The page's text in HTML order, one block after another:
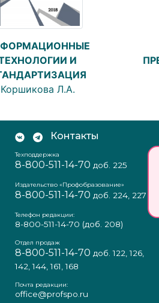
И
Коршикова Л.А.
Контакты
Техподдержка
8-800-511-14-70 доб. 225
Издательство «Профобразование»
8-800-511-14-70 доб. 224, 227
Телефон редакции:
8-800-511-14-70 (доб. 208)
Отдел продаж
8-800-511-14-70 доб. 122, 126,
142, 144, 161, 168
Почта редакции:
office@profspo.ru